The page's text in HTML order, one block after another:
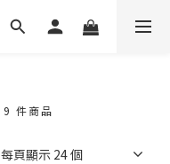
9 件商品
每頁顯示 24 個